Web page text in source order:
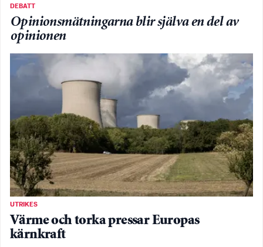
DEBATT
Opinionsmätningarna blir själva en del av
opinionen
UTRIKES
Värme och torka pressar Europas
kärnkraft